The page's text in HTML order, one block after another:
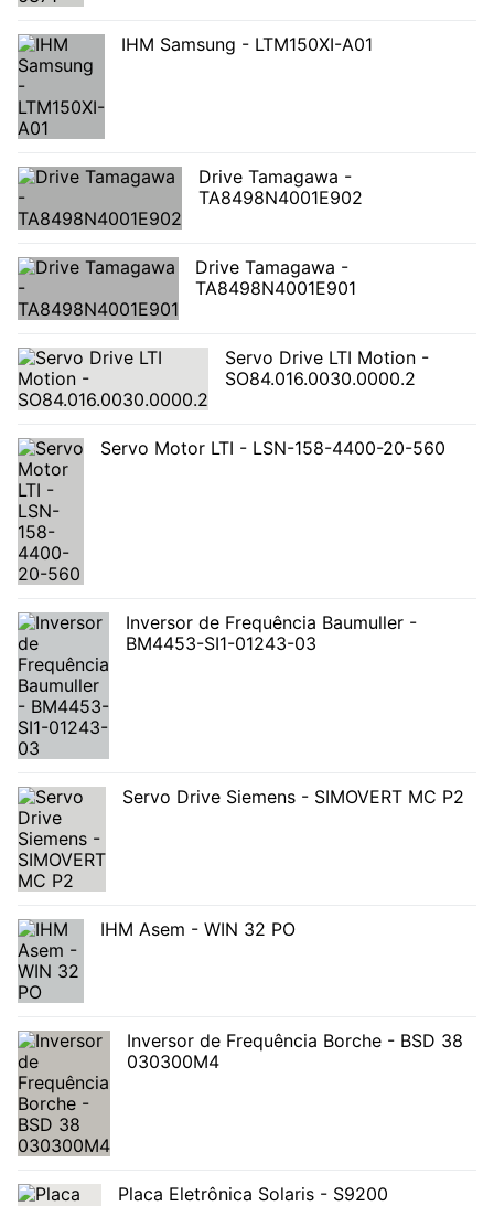
IHM Samsung - LTM150XI-A01
Drive Tamagawa -
TA8498N4001E902
Drive Tamagawa -
TA8498N4001E901
Servo Drive LTI Motion -
SO84.016.0030.0000.2
Servo Motor LTI - LSN-158-4400-20-560
Inversor de Frequência Baumuller -
BM4453-SI1-01243-03
Servo Drive Siemens - SIMOVERT MC P2
IHM Asem - WIN 32 PO
Inversor de Frequência Borche - BSD 38
030300M4
Placa Eletrônica Solaris - S9200